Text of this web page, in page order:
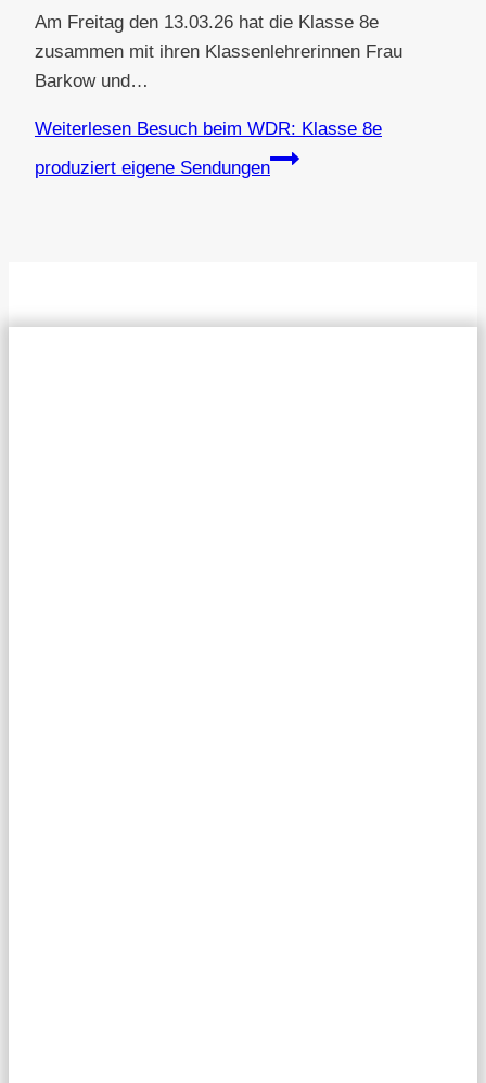
Am Freitag den 13.03.26 hat die Klasse 8e
zusammen mit ihren Klassenlehrerinnen Frau
Barkow und…
Weiterlesen Besuch beim WDR: Klasse 8e
produziert eigene Sendungen